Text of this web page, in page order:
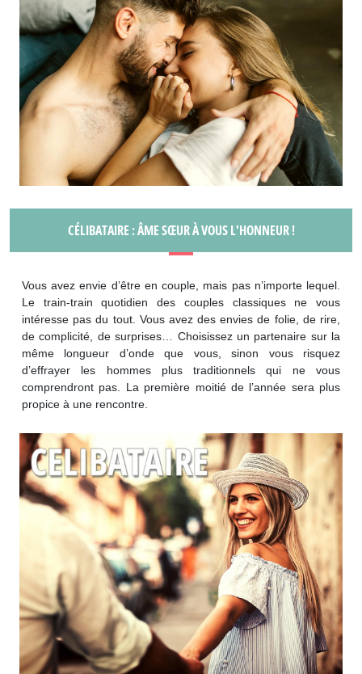
CÉLIBATAIRE : ÂME SŒUR À VOUS L'HONNEUR !
Vous avez envie d’être en couple, mais pas n’importe lequel.
Le train-train quotidien des couples classiques ne vous
intéresse pas du tout. Vous avez des envies de folie, de rire,
de complicité, de surprises… Choisissez un partenaire sur la
même longueur d’onde que vous, sinon vous risquez
d’effrayer les hommes plus traditionnels qui ne vous
comprendront pas. La première moitié de l’année sera plus
propice à une rencontre.